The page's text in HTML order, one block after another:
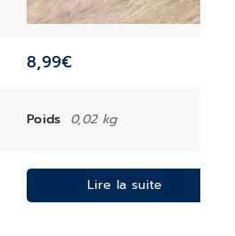
8,99€
Poids 0,02 kg
Lire la suite